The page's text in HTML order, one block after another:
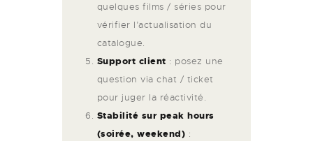
quelques films / séries pour
vérifier l’actualisation du
catalogue.
Support client : posez une
question via chat / ticket
pour juger la réactivité.
Stabilité sur peak hours
(soirée, weekend) :